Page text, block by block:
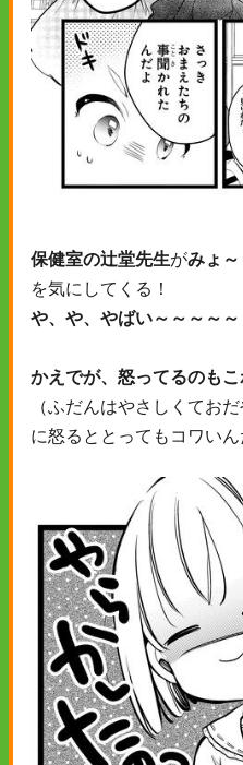
保健室の辻堂先生がみょ
を気にしてくる！
や、や、やばい～～～～～
かえでが、怒ってるのも
（ふだんはやさしくて
に怒るととってもコワいん